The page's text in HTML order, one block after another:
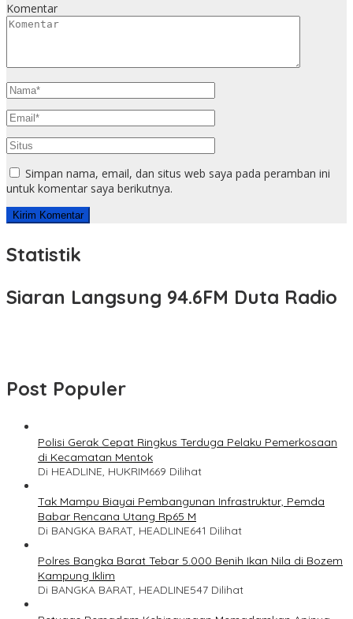
Komentar
Simpan nama, email, dan situs web saya pada peramban ini
untuk komentar saya berikutnya.
Statistik
Siaran Langsung 94.6FM Duta Radio
Post Populer
Polisi Gerak Cepat Ringkus Terduga Pelaku Pemerkosaan
di Kecamatan Mentok
Di HEADLINE, HUKRIM669 Dilihat
Tak Mampu Biayai Pembangunan Infrastruktur, Pemda
Babar Rencana Utang Rp65 M
Di BANGKA BARAT, HEADLINE641 Dilihat
Polres Bangka Barat Tebar 5.000 Benih Ikan Nila di Bozem
Kampung Iklim
Di BANGKA BARAT, HEADLINE547 Dilihat